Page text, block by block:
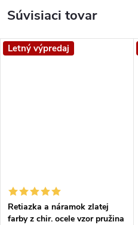
Súvisiaci tovar
Letný výpredaj
Retiazka a náramok zlatej
farby z chir. ocele vzor pružina